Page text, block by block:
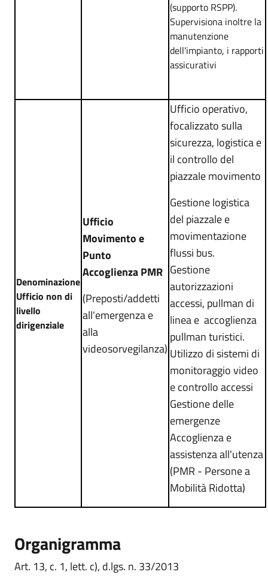
(supporto RSPP).
Supervisiona inoltre la
manutenzione
dell'impianto, i rapporti
assicurativi
Denominazione
Ufficio non di
livello
dirigenziale
Ufficio
Movimento e
Punto
Accoglienza PMR
(Preposti/addetti
all'emergenza e
alla
videosorvegilanza)
Ufficio operativo,
focalizzato sulla
sicurezza, logistica e
il controllo del
piazzale movimento
Gestione logistica
del piazzale e
movimentazione
flussi bus.
Gestione
autorizzazioni
accessi, pullman di
linea e accoglienza
pullman turistici.
Utilizzo di sistemi di
monitoraggio video
e controllo accessi
Gestione delle
emergenze
Accoglienza e
assistenza all'utenza
(PMR - Persone a
Mobilità Ridotta)
Organigramma
Art. 13, c. 1, lett. c), d.lgs. n. 33/2013